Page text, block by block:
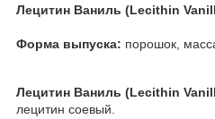
Лецитин Ваниль (Lecithin
Форма выпуска: порошок,
Лецитин Ваниль (Lecithin
лецитин соевый.